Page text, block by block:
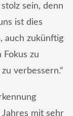
sein, denn
ist dies
auch zukünftig
zu
verbessern.“
mit sehr